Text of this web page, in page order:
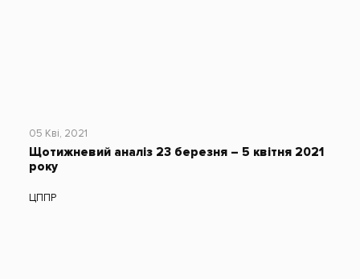
05 Кві, 2021
Щотижневий аналіз 23 березня – 5 квітня 2021
року
ЦППР